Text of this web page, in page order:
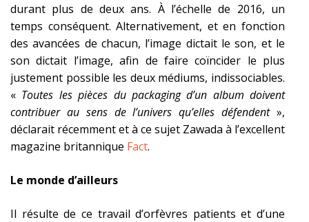
durant plus de deux ans. À l’échelle de 2016, un
temps conséquent. Alternativement, et en fonction
des avancées de chacun, l’image dictait le son, et le
son dictait l’image, afin de faire coïncider le plus
justement possible les deux médiums, indissociables.
« Toutes les pièces du packaging d’un album doivent
contribuer au sens de l’univers qu’elles défendent »,
déclarait récemment et à ce sujet Zawada à l’excellent
magazine britannique Fact.
Le monde d’ailleurs
Il résulte de ce travail d’orfèvres patients et d’une